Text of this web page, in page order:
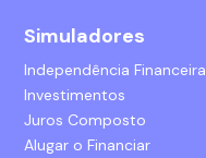
Simuladores
Independência Financeira
Investimentos
Juros Composto
Alugar o Financiar